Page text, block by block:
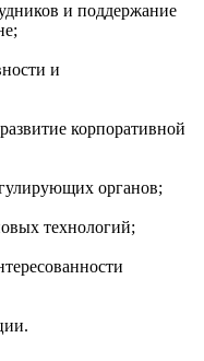
и поддержание
и
корпоративной
органов;
технологий;